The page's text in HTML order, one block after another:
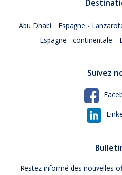
Abu Dhabi Espagne -
Espagne - continentale
Suivez
Restez informé des nouvelles